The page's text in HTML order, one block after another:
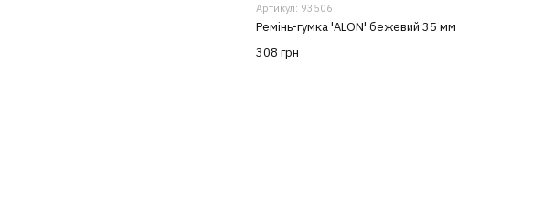
Артикул: 93506
Ремінь-гумка 'ALON' бежевий 35 мм
308 грн